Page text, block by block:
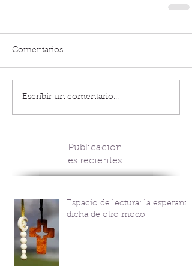
Comentarios
Escribir un comentario...
Publicacion
es recientes
Espacio de lectura: la esperanza
dicha de otro modo